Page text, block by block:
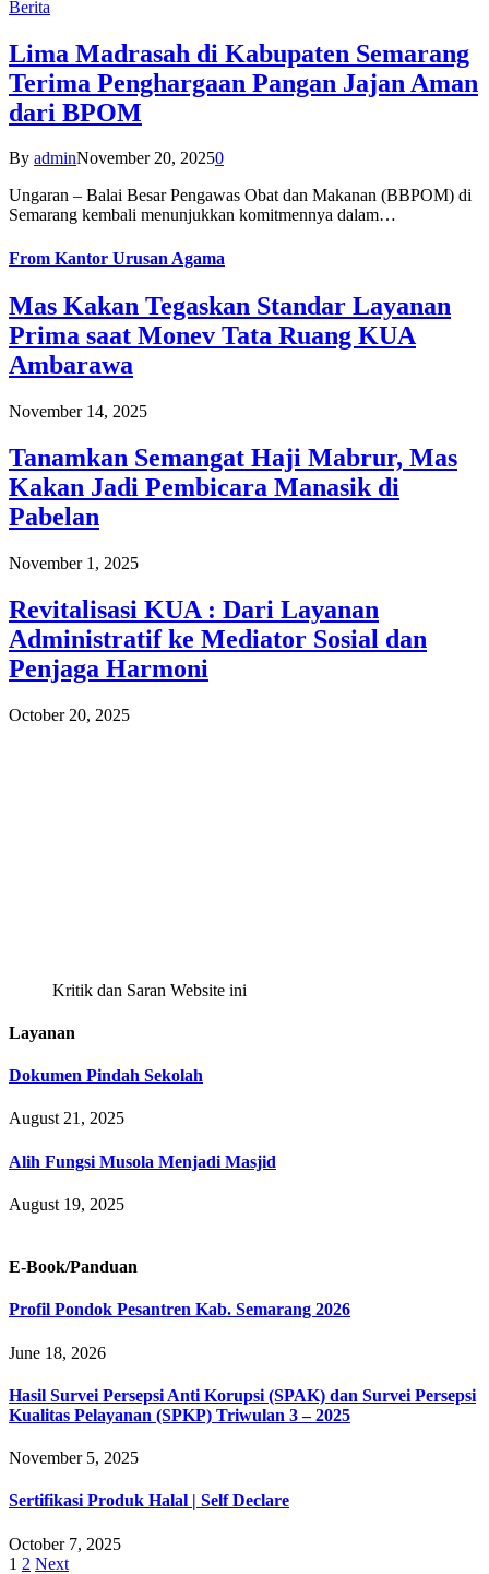
Berita
Lima Madrasah di Kabupaten Semarang
Terima Penghargaan Pangan Jajan Aman
dari BPOM
By adminNovember 20, 20250
Ungaran – Balai Besar Pengawas Obat dan Makanan (BBPOM) di
Semarang kembali menunjukkan komitmennya dalam…
From Kantor Urusan Agama
Mas Kakan Tegaskan Standar Layanan
Prima saat Monev Tata Ruang KUA
Ambarawa
November 14, 2025
Tanamkan Semangat Haji Mabrur, Mas
Kakan Jadi Pembicara Manasik di
Pabelan
November 1, 2025
Revitalisasi KUA : Dari Layanan
Administratif ke Mediator Sosial dan
Penjaga Harmoni
October 20, 2025
Kritik dan Saran Website ini
Layanan
Dokumen Pindah Sekolah
August 21, 2025
Alih Fungsi Musola Menjadi Masjid
August 19, 2025
E-Book/Panduan
Profil Pondok Pesantren Kab. Semarang 2026
June 18, 2026
Hasil Survei Persepsi Anti Korupsi (SPAK) dan Survei Persepsi
Kualitas Pelayanan (SPKP) Triwulan 3 – 2025
November 5, 2025
Sertifikasi Produk Halal | Self Declare
October 7, 2025
1 2 Next